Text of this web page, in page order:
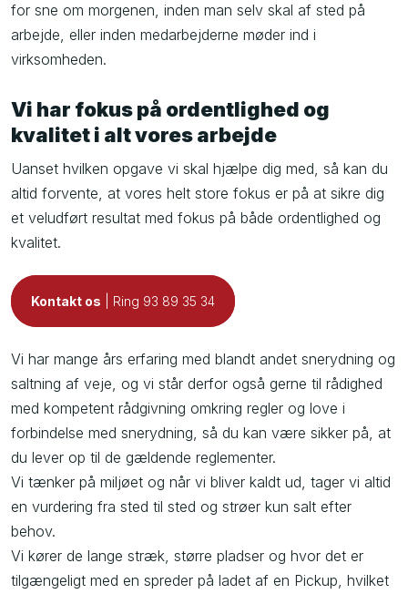
for sne om morgenen, inden man selv skal af sted på
arbejde, eller inden medarbejderne møder ind i
virksomheden.
Vi har fokus på ordentlighed og
kvalitet i alt vores arbejde
Uanset hvilken opgave vi skal hjælpe dig med, så kan du
altid forvente, at vores helt store fokus er på at sikre dig
et veludført resultat med fokus på både ordentlighed og
kvalitet.
Kontakt os | Ring​ 93 89 35 34
Vi har mange års erfaring med blandt andet snerydning og
saltning af veje, og vi står derfor også gerne til rådighed
med kompetent rådgivning omkring regler og love i
forbindelse med snerydning, så du kan være sikker på, at
du lever op til de gældende reglementer.
Vi tænker på miljøet og når vi bliver kaldt ud, tager vi altid
en vurdering fra sted til sted og strøer kun salt efter
behov.
Vi kører de lange stræk, større pladser og hvor det er
tilgængeligt med en spreder på ladet af en Pickup, hvilket